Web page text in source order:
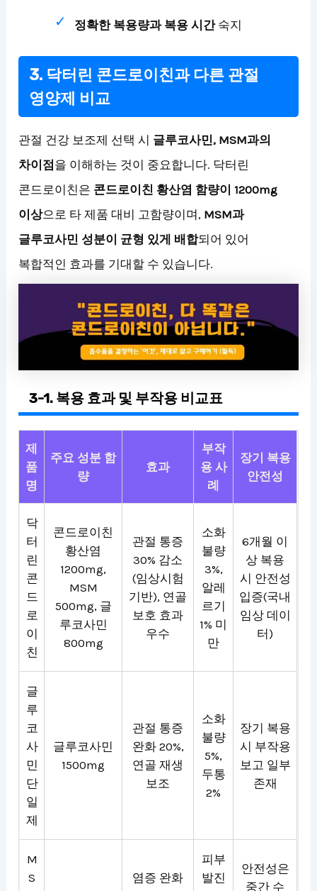
정확한 복용량과 복용 시간숙지
3. 닥터린 콘드로이친과 다른 관절
영양제 비교
관절 건강 보조제 선택 시 글루코사민, MSM과의
차이점을 이해하는 것이 중요합니다. 닥터린
콘드로이친은 콘드로이친 황산염 함량이 1200mg
이상으로 타 제품 대비 고함량이며, MSM과
글루코사민 성분이 균형 있게 배합되어 있어
복합적인 효과를 기대할 수 있습니다.
3-1. 복용 효과 및 부작용 비교표
제
품
명
주요 성분 함
량
효과
부작
용 사
례
장기 복용
안전성
닥
터
린
콘
드
로
이
친
콘드로이친
황산염
1200mg,
MSM
500mg, 글
루코사민
800mg
관절 통증
30% 감소
(임상시험
기반), 연골
보호 효과
우수
소화
불량
3%,
알레
르기
1% 미
만
6개월 이
상 복용
시 안전성
입증(국내
임상 데이
터)
글
루
코
사
민
단
일
제
글루코사민
1500mg
관절 통증
완화 20%,
연골 재생
보조
소화
불량
5%,
두통
2%
장기 복용
시 부작용
보고 일부
존재
M
S
염증 완화
피부
발진
안전성은
중간 수